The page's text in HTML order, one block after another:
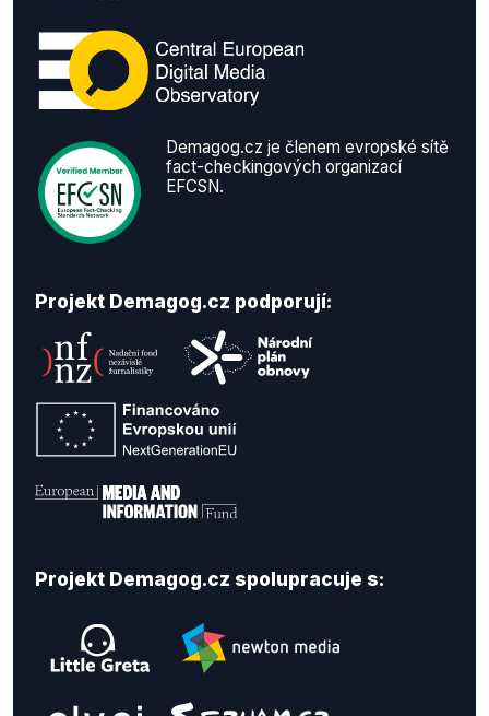
Demagog.cz je členem evropské sítě
fact-checkingových organizací
EFCSN.
Projekt Demagog.cz podporují:
Projekt Demagog.cz spolupracuje s: